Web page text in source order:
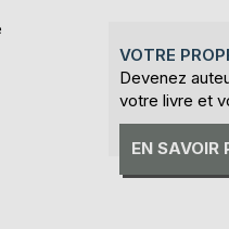
VOTRE
Devenez
votre livre et
EN SAVOIR